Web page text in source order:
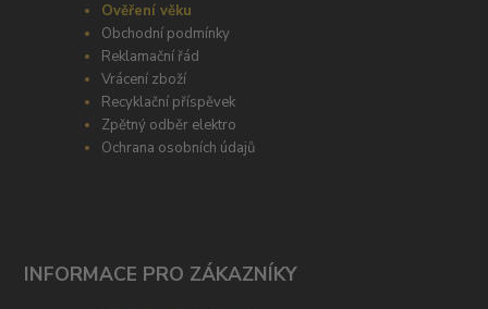
Ověření věku
Obchodní podmínky
Reklamační řád
Vrácení zboží
Recyklační příspěvek
Zpětný odběr elektro
Ochrana osobních údajů
INFORMACE PRO ZÁKAZNÍKY